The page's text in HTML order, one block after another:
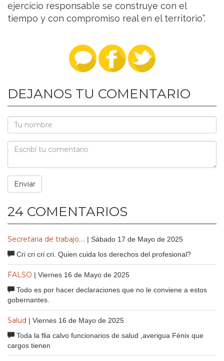
ejercicio responsable se construye con el
tiempo y con compromiso real en el territorio”.
DEJANOS TU COMENTARIO
24 COMENTARIOS
Secretaria de trabajo.... | Sábado 17 de Mayo de 2025
Cri cri cri cri. Quien cuida los derechos del profesional?
FALSO | Viernes 16 de Mayo de 2025
Todo es por hacer declaraciones que no le conviene a estos
gobernantes.
Salud | Viernes 16 de Mayo de 2025
Toda la flia calvo funcionarios de salud ,averigua Fénix que
cargos tienen